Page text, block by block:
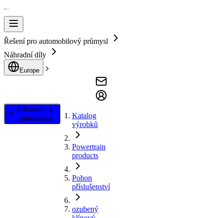
Řešení pro automobilový průmysl
Náhradní díly
Europe
Filtrování a
vyhledávání
Katalog
výrobků
Powertrain
products
Pohon
příslušenství
ozubený